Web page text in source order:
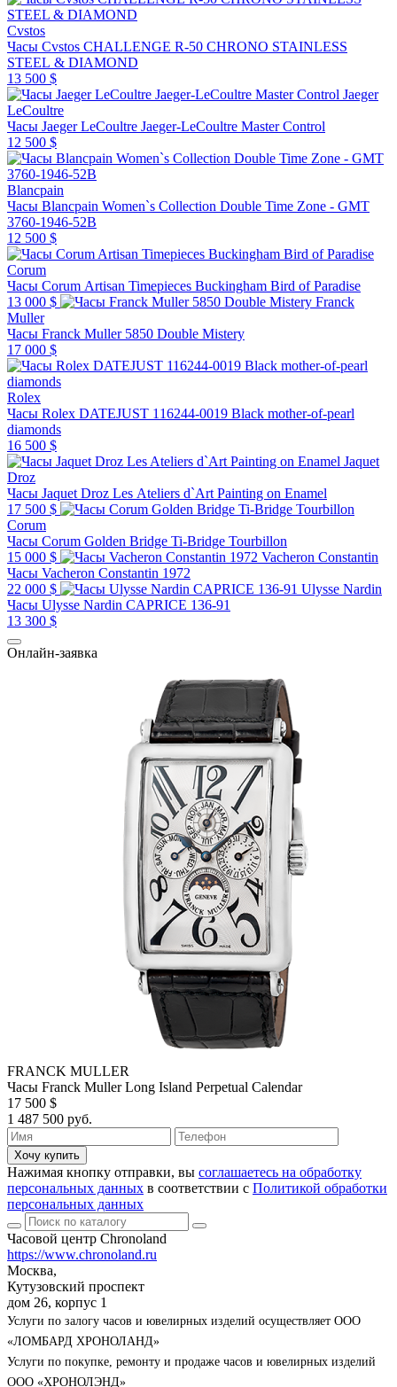
Cvstos
Часы Cvstos CHALLENGE R-50 CHRONO STAINLESS
STEEL & DIAMOND
13 500 $
Jaeger
LeCoultre
Часы Jaeger LeCoultre Jaeger-LeCoultre Master Control
12 500 $
Blancpain
Часы Blancpain Women`s Collection Double Time Zone - GMT
3760-1946-52B
12 500 $
Corum
Часы Corum Artisan Timepieces Buckingham Bird of Paradise
13 000 $
Franck
Muller
Часы Franck Muller 5850 Double Mistery
17 000 $
Rolex
Часы Rolex DATEJUST 116244-0019 Black mother-of-pearl
diamonds
16 500 $
Jaquet
Droz
Часы Jaquet Droz Les Ateliers d`Art Painting on Enamel
17 500 $
Corum
Часы Corum Golden Bridge Ti-Bridge Tourbillon
15 000 $
Vacheron Constantin
Часы Vacheron Constantin 1972
22 000 $
Ulysse Nardin
Часы Ulysse Nardin CAPRICE 136-91
13 300 $
Онлайн-заявка
FRANCK MULLER
Часы Franck Muller Long Island Perpetual Calendar
17 500 $
1 487 500 руб.
Хочу купить
Нажимая кнопку отправки, вы соглашаетесь на обработку
персональных данных в соответствии с Политикой обработки
персональных данных
Часовой центр Chronoland
https://www.chronoland.ru
Москва,
Кутузовский проспект
дом 26, корпус 1
Услуги по залогу часов и ювелирных изделий осуществляет ООО
«ЛОМБАРД ХРОНОЛАНД»
Услуги по покупке, ремонту и продаже часов и ювелирных изделий
ООО «ХРОНОЛЭНД»